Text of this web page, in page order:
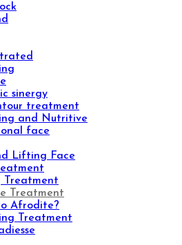
Specialist da remoto
e Calcolo per la Valutazione
occhi
viso
viso